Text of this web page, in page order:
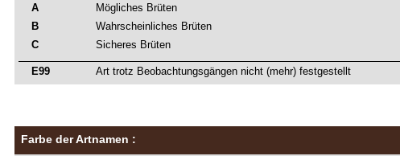
A
Mögliches Brüten
B
Wahrscheinliches Brüten
C
Sicheres Brüten
E99 Art trotz Beobachtungsgängen nicht (mehr) festgestellt
Farbe der Artnamen :